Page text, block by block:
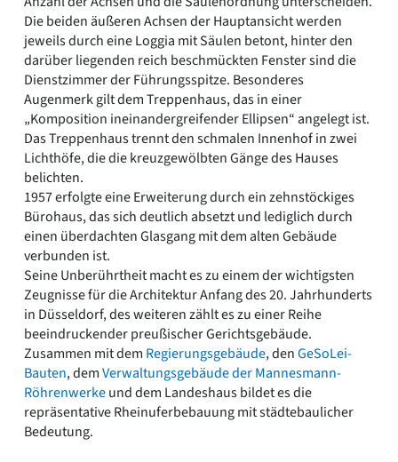
Die beiden äußeren Achsen der Hauptansicht werden
jeweils durch eine Loggia mit Säulen betont, hinter den
darüber liegenden reich beschmückten Fenster sind die
Dienstzimmer der Führungsspitze. Besonderes
Augenmerk gilt dem Treppenhaus, das in einer
„Komposition ineinandergreifender Ellipsen“ angelegt ist.
Das Treppenhaus trennt den schmalen Innenhof in zwei
Lichthöfe, die die kreuzgewölbten Gänge des Hauses
belichten.
1957 erfolgte eine Erweiterung durch ein zehnstöckiges
Bürohaus, das sich deutlich absetzt und lediglich durch
einen überdachten Glasgang mit dem alten Gebäude
verbunden ist.
Seine Unberührtheit macht es zu einem der wichtigsten
Zeugnisse für die Architektur Anfang des 20. Jahrhunderts
in Düsseldorf, des weiteren zählt es zu einer Reihe
beeindruckender preußischer Gerichtsgebäude.
Zusammen mit dem Regierungsgebäude, denGeSoLei-
Bauten, demVerwaltungsgebäude der Mannesmann-
Röhrenwerkeund dem Landeshaus bildet es die
repräsentative Rheinuferbebauung mit städtebaulicher
Bedeutung.